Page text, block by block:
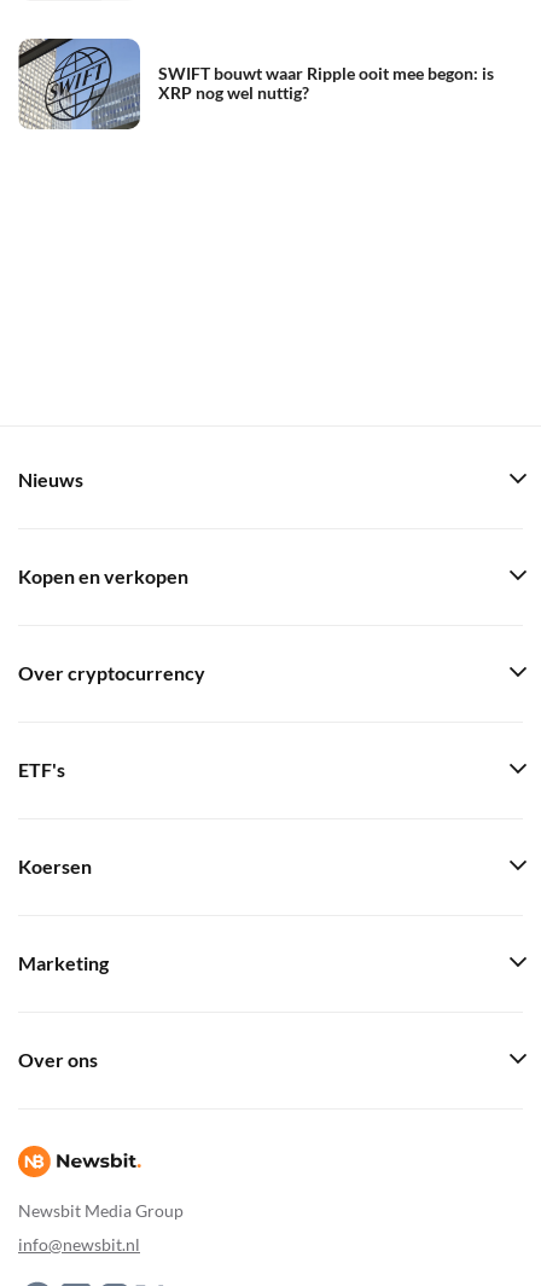
SWIFT bouwt waar Ripple ooit mee begon: is
XRP nog wel nuttig?
Newsbit Media Group
info@newsbit.nl
Nieuws
Kopen en verkopen
Over cryptocurrency
ETF's
Koersen
Marketing
Over ons